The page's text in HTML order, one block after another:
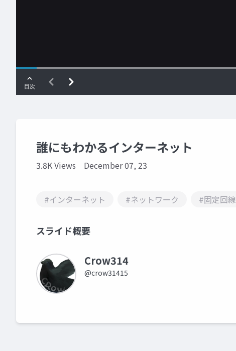
誰にもわかるインターネット
3.8K Views December 07, 23
#インターネット #ネットワーク #固定回線
スライド概要
Crow314
@crow31415